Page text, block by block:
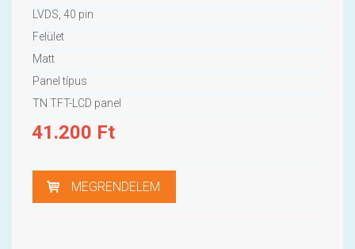
LVDS, 40 pin
Felület
Matt
Panel típus
TN TFT-LCD panel
41.200 Ft
MEGRENDELEM